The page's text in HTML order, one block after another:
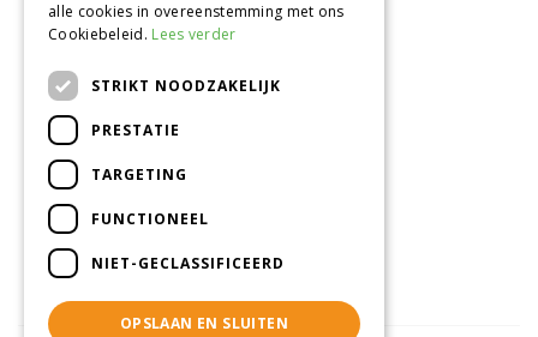
Tuincentrum Alméérplant
Jac. P. Thijsseweg 4
pinterest
alle cookies in overeenstemming met ons
Cookiebeleid. Lees verder
STRIKT NOODZAKELIJK
PRESTATIE
TARGETING
FUNCTIONEEL
NIET-GECLASSIFICEERD
OPSLAAN EN SLUITEN